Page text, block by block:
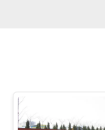
SITEMAP